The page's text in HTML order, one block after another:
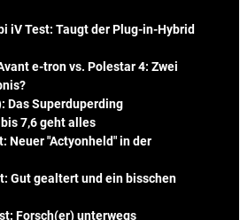
iV Test: Taugt der Plug-in-Hybrid
e-tron vs. Polestar 4: Zwei
Das Superduperding
7,6 geht alles
Neuer "Actyonheld" in der
Gut gealtert und ein bisschen
Forsch(er) unterwegs